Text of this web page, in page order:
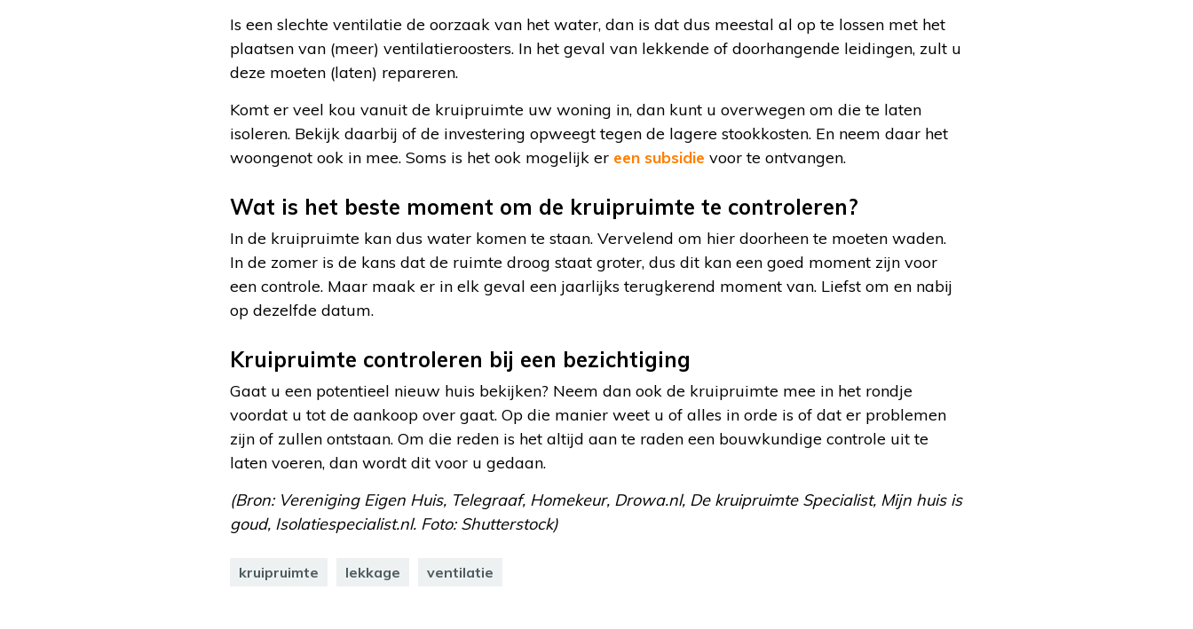
Is een slechte ventilatie de oorzaak van het water, dan is dat dus meestal al op te lossen met het
plaatsen van (meer) ventilatieroosters. In het geval van lekkende of doorhangende leidingen, zult u
deze moeten (laten) repareren.
Komt er veel kou vanuit de kruipruimte uw woning in, dan kunt u overwegen om die te laten
isoleren. Bekijk daarbij of de investering opweegt tegen de lagere stookkosten. En neem daar het
woongenot ook in mee. Soms is het ook mogelijk er een subsidie voor te ontvangen.
Wat is het beste moment om de kruipruimte te controleren?
In de kruipruimte kan dus water komen te staan. Vervelend om hier doorheen te moeten waden.
In de zomer is de kans dat de ruimte droog staat groter, dus dit kan een goed moment zijn voor
een controle. Maar maak er in elk geval een jaarlijks terugkerend moment van. Liefst om en nabij
op dezelfde datum.
Kruipruimte controleren bij een bezichtiging
Gaat u een potentieel nieuw huis bekijken? Neem dan ook de kruipruimte mee in het rondje
voordat u tot de aankoop over gaat. Op die manier weet u of alles in orde is of dat er problemen
zijn of zullen ontstaan. Om die reden is het altijd aan te raden een bouwkundige controle uit te
laten voeren, dan wordt dit voor u gedaan.
(Bron: Vereniging Eigen Huis, Telegraaf, Homekeur, Drowa.nl, De kruipruimte Specialist, Mijn huis is
goud, Isolatiespecialist.nl. Foto: Shutterstock)
kruipruimte lekkage ventilatie